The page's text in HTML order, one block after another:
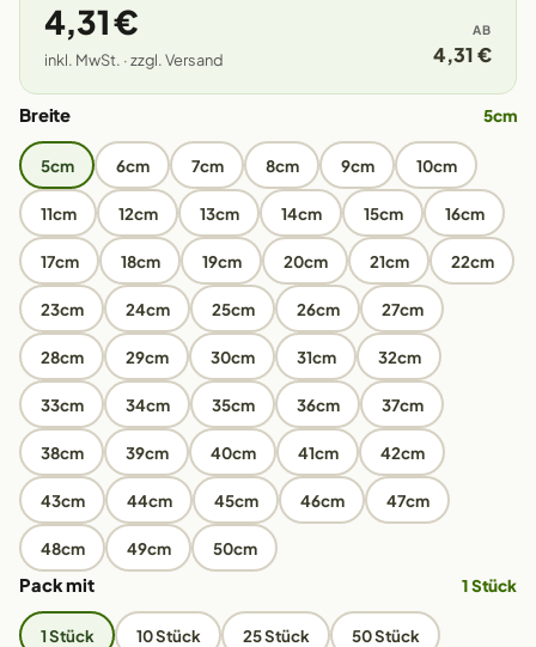
4,31 €
inkl. MwSt. · zzgl. Versand
AB
4,31 €
Breite 5cm
5cm 6cm 7cm 8cm 9cm 10cm
11cm 12cm 13cm 14cm 15cm 16cm
17cm 18cm 19cm 20cm 21cm 22cm
23cm 24cm 25cm 26cm 27cm
28cm 29cm 30cm 31cm 32cm
33cm 34cm 35cm 36cm 37cm
38cm 39cm 40cm 41cm 42cm
43cm 44cm 45cm 46cm 47cm
48cm 49cm 50cm
Pack mit 1 Stück
1 Stück 10 Stück 25 Stück 50 Stück